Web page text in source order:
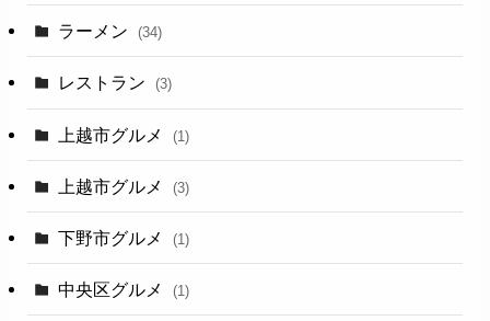
ラーメン (34)
レストラン (3)
上越市グルメ (1)
上越市グルメ (3)
下野市グルメ (1)
中央区グルメ (1)